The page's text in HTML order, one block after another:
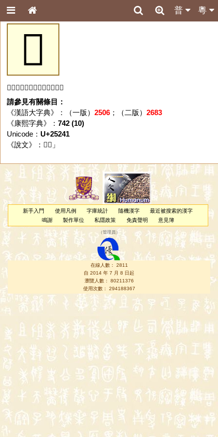
粵
普
𥉁
「𥉁」字未收錄於本資料庫。
請參見有關條目：
《漢語大字典》：（一版） 2506；（二版） 2683
《康熙字典》： 742 (10)
Unicode： U+25241
《說文》：「 𥉁 」
新手入門 使用凡例 字庫統計 隨機漢字
最近被搜索的漢字
鳴謝
製作單位 私隱政策 免責聲明 意見簿
（管理員 ）
在線人數： 2811
自 2014 年 7 月 8 日起
瀏覽人數： 80211376
使用次數： 294188367